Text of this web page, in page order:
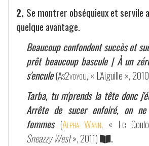
2. Se montrer obséquieux et servile
quelque avantage.
Beaucoup confondent succès et
prêt beaucoup bascule | À un
s'encule (As2voyou, « L'Aiguille »,
Tarba, tu m'prends la tête donc
Arrête de sucer enfoiré, on
femmes (Alpha Wann, « Le
Sneazzy West», 2011)
.